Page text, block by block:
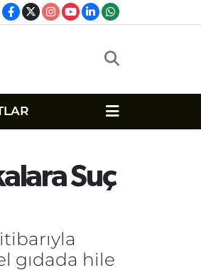
Suç
gıdada hile